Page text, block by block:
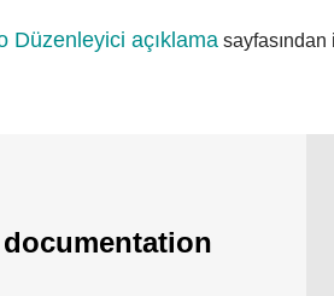
Düzenleyici açıklama